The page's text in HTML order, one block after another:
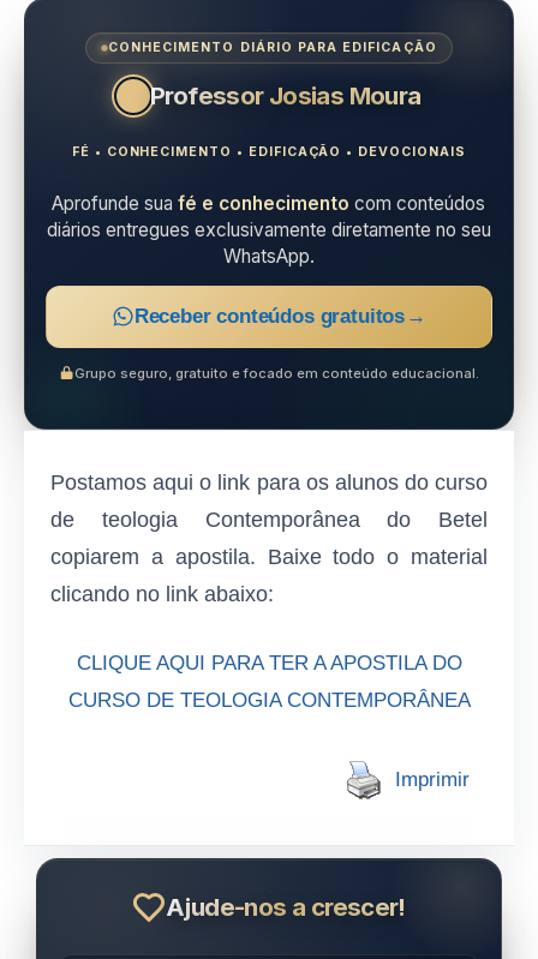
CONHECIMENTO DIÁRIO PARA EDIFICAÇÃO
Professor Josias Moura
FÉ • CONHECIMENTO • EDIFICAÇÃO • DEVOCIONAIS
Aprofunde suafé e conhecimento com conteúdos
diários entregues exclusivamente diretamente no seu
WhatsApp.
Receber conteúdos gratuitos →
Grupo seguro, gratuito e focado em conteúdo educacional.
Postamos aqui o link para os alunos do curso
de teologia Contemporânea do Betel
copiarem a apostila. Baixe todo o material
clicando no link abaixo:
CLIQUE AQUI PARA TER A APOSTILA DO
CURSO DE TEOLOGIA CONTEMPORÂNEA
Imprimir
Ajude-nos a crescer!